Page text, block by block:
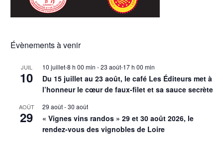
Évènements à venir
JUIL
10
10 juillet-8 h 00 min -23 août-17 h 00 min
Du 15 juillet au 23 août, le café Les Éditeurs met à
l’honneur le cœur de faux-filet et sa sauce secrète
AOÛT
29
29 août-30 août
« Vignes vins randos » 29 et 30 août 2026, le
rendez-vous des vignobles de Loire